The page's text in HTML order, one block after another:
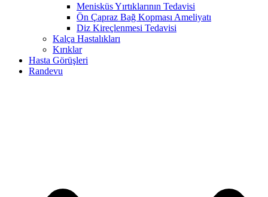
Menisküs Yırtıklarının Tedavisi
Ön Çapraz Bağ Kopması Ameliyatı
Diz Kireçlenmesi Tedavisi
Kalça Hastalıkları
Kırıklar
Hasta Görüşleri
Randevu